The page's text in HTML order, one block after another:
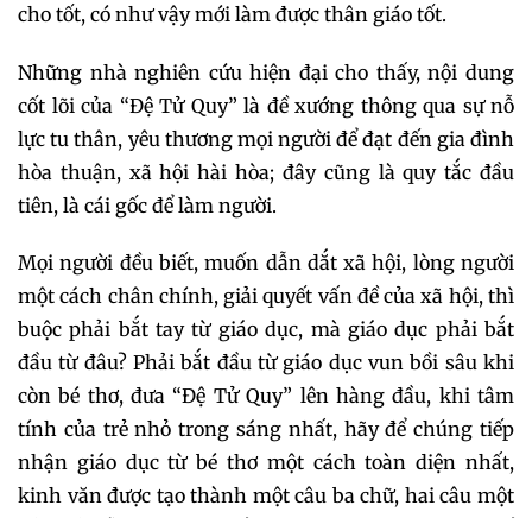
cho tốt, có như vậy mới làm được thân giáo tốt.
Những nhà nghiên cứu hiện đại cho thấy, nội dung
cốt lõi của “Đệ Tử Quy” là đề xướng thông qua sự nỗ
lực tu thân, yêu thương mọi người để đạt đến gia đình
hòa thuận, xã hội hài hòa; đây cũng là quy tắc đầu
tiên, là cái gốc để làm người.
Mọi người đều biết, muốn dẫn dắt xã hội, lòng người
một cách chân chính, giải quyết vấn đề của xã hội, thì
buộc phải bắt tay từ giáo dục, mà giáo dục phải bắt
đầu từ đâu? Phải bắt đầu từ giáo dục vun bồi sâu khi
còn bé thơ, đưa “Đệ Tử Quy” lên hàng đầu, khi tâm
tính của trẻ nhỏ trong sáng nhất, hãy để chúng tiếp
nhận giáo dục từ bé thơ một cách toàn diện nhất,
kinh văn được tạo thành một câu ba chữ, hai câu một